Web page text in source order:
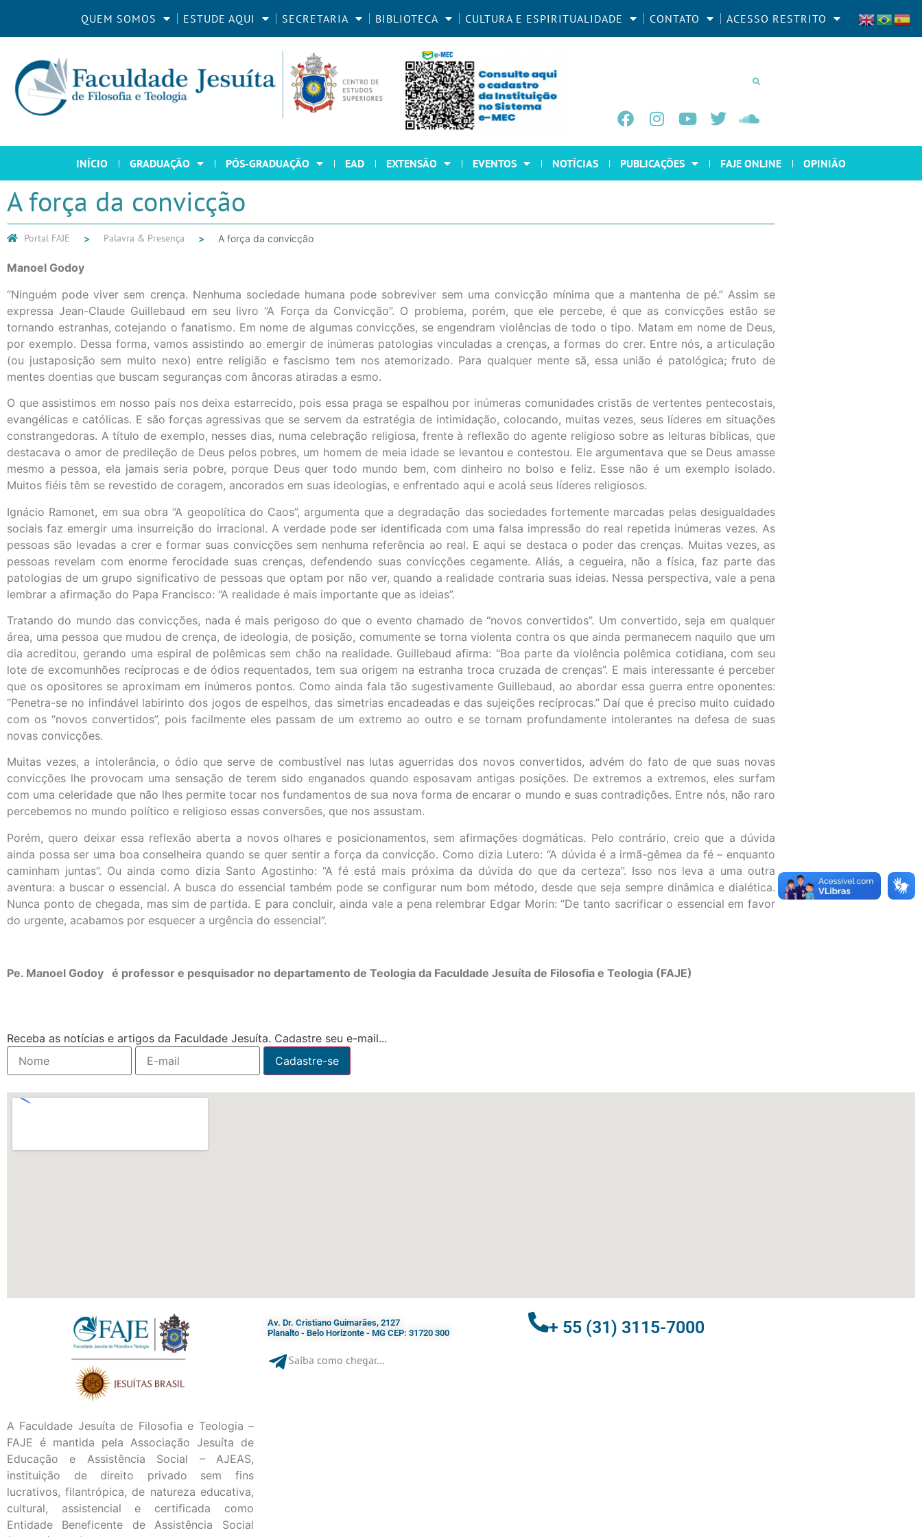
QUEM SOMOS ESTUDE AQUI SECRETARIA BIBLIOTECA CULTURA E ESPIRITUALIDADE CONTATO ACESSO RESTRITO
INÍCIO GRADUAÇÃO PÓS-GRADUAÇÃO EAD EXTENSÃO EVENTOS NOTÍCIAS PUBLICAÇÕES FAJE ONLINE OPINIÃO
A força da convicção
Portal FAJE Palavra & Presença A força da convicção
Manoel Godoy
“Ninguém pode viver sem crença. Nenhuma sociedade humana pode sobreviver sem uma convicção mínima que a mantenha de pé.” Assim se
expressa Jean-Claude Guillebaud em seu livro “A Força da Convicção”. O problema, porém, que ele percebe, é que as convicções estão se
tornando estranhas, cotejando o fanatismo. Em nome de algumas convicções, se engendram violências de todo o tipo. Matam em nome de Deus,
por exemplo. Dessa forma, vamos assistindo ao emergir de inúmeras patologias vinculadas a crenças, a formas do crer. Entre nós, a articulação
(ou justaposição sem muito nexo) entre religião e fascismo tem nos atemorizado. Para qualquer mente sã, essa união é patológica; fruto de
mentes doentias que buscam seguranças com âncoras atiradas a esmo.
O que assistimos em nosso país nos deixa estarrecido, pois essa praga se espalhou por inúmeras comunidades cristãs de vertentes pentecostais,
evangélicas e católicas. E são forças agressivas que se servem da estratégia de intimidação, colocando, muitas vezes, seus líderes em situações
constrangedoras. A título de exemplo, nesses dias, numa celebração religiosa, frente à reflexão do agente religioso sobre as leituras bíblicas, que
destacava o amor de predileção de Deus pelos pobres, um homem de meia idade se levantou e contestou. Ele argumentava que se Deus amasse
mesmo a pessoa, ela jamais seria pobre, porque Deus quer todo mundo bem, com dinheiro no bolso e feliz. Esse não é um exemplo isolado.
Muitos fiéis têm se revestido de coragem, ancorados em suas ideologias, e enfrentado aqui e acolá seus líderes religiosos.
Ignácio Ramonet, em sua obra “A geopolítica do Caos”, argumenta que a degradação das sociedades fortemente marcadas pelas desigualdades
sociais faz emergir uma insurreição do irracional. A verdade pode ser identificada com uma falsa impressão do real repetida inúmeras vezes. As
pessoas são levadas a crer e formar suas convicções sem nenhuma referência ao real. E aqui se destaca o poder das crenças. Muitas vezes, as
pessoas revelam com enorme ferocidade suas crenças, defendendo suas convicções cegamente. Aliás, a cegueira, não a física, faz parte das
patologias de um grupo significativo de pessoas que optam por não ver, quando a realidade contraria suas ideias. Nessa perspectiva, vale a pena
lembrar a afirmação do Papa Francisco: “A realidade é mais importante que as ideias”.
Tratando do mundo das convicções, nada é mais perigoso do que o evento chamado de “novos convertidos”. Um convertido, seja em qualquer
área, uma pessoa que mudou de crença, de ideologia, de posição, comumente se torna violenta contra os que ainda permanecem naquilo que um
dia acreditou, gerando uma espiral de polêmicas sem chão na realidade. Guillebaud afirma: “Boa parte da violência polêmica cotidiana, com seu
lote de excomunhões recíprocas e de ódios requentados, tem sua origem na estranha troca cruzada de crenças”. E mais interessante é perceber
que os opositores se aproximam em inúmeros pontos. Como ainda fala tão sugestivamente Guillebaud, ao abordar essa guerra entre oponentes:
“Penetra-se no infindável labirinto dos jogos de espelhos, das simetrias encadeadas e das sujeições recíprocas.” Daí que é preciso muito cuidado
com os “novos convertidos”, pois facilmente eles passam de um extremo ao outro e se tornam profundamente intolerantes na defesa de suas
novas convicções.
Muitas vezes, a intolerância, o ódio que serve de combustível nas lutas aguerridas dos novos convertidos, advém do fato de que suas novas
convicções lhe provocam uma sensação de terem sido enganados quando esposavam antigas posições. De extremos a extremos, eles surfam
com uma celeridade que não lhes permite tocar nos fundamentos de sua nova forma de encarar o mundo e suas contradições. Entre nós, não raro
percebemos no mundo político e religioso essas conversões, que nos assustam.
Porém, quero deixar essa reflexão aberta a novos olhares e posicionamentos, sem afirmações dogmáticas. Pelo contrário, creio que a dúvida
ainda possa ser uma boa conselheira quando se quer sentir a força da convicção. Como dizia Lutero: “A dúvida é a irmã-gêmea da fé – enquanto
caminham juntas”. Ou ainda como dizia Santo Agostinho: “A fé está mais próxima da dúvida do que da certeza”. Isso nos leva a uma outra
aventura: a buscar o essencial. A busca do essencial também pode se configurar num bom método, desde que seja sempre dinâmica e dialética.
Nunca ponto de chegada, mas sim de partida. E para concluir, ainda vale a pena relembrar Edgar Morin: “De tanto sacrificar o essencial em favor
do urgente, acabamos por esquecer a urgência do essencial”.
Pe. Manoel Godoy é professor e pesquisador no departamento de Teologia da Faculdade Jesuíta de Filosofia e Teologia (FAJE)
Receba as notícias e artigos da Faculdade Jesuíta. Cadastre seu e-mail...
A Faculdade Jesuíta de Filosofia e Teologia –
FAJE é mantida pela Associação Jesuíta de
Educação e Assistência Social – AJEAS,
instituição de direito privado sem fins
lucrativos, filantrópica, de natureza educativa,
cultural, assistencial e certificada como
Entidade Beneficente de Assistência Social
Av. Dr. Cristiano Guimarães, 2127
Planalto - Belo Horizonte - MG CEP: 31720 300
Saiba como chegar...
+ 55 (31) 3115-7000​